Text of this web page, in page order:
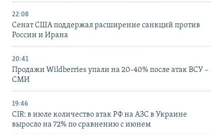
22:08
Сенат США поддержал расширение санкций против
России и Ирана
20:41
Продажи Wildberries упали на 20-40% после атак ВСУ –
СМИ
19:46
CIR: в июле количество атак РФ на АЗС в Украине
выросло на 72% по сравнению с июнем